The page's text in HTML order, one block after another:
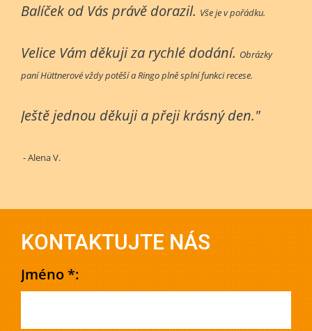
Balíček od Vás právě dorazil. Vše je v pořádku.
Velice Vám děkuji za rychlé dodání. Obrázky
paní Hüttnerové vždy potěší a Ringo plně splní funkci recese.
Ještě jednou děkuji a přeji krásný den."
- Alena V.
KONTAKTUJTE NÁS
Jméno *: